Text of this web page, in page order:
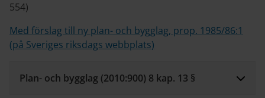
554)
Med förslag till ny plan- och bygglag, prop. 1985/86:1
(på Sveriges riksdags webbplats)
Plan- och bygglag (2010:900) 8 kap. 13 §